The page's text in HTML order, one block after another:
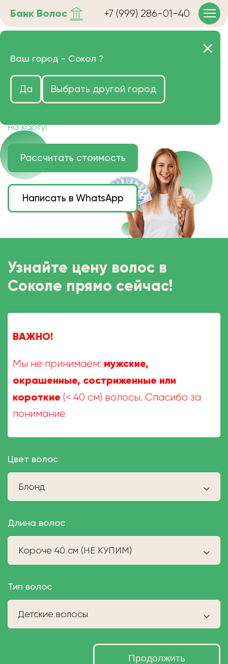
Банк Волос +7 (999) 286-01-40
Продать волосы в Соколе
очень дорого
Цена зависит от длины, цвета и структуры
на карту!
Рассчитать стоимость
Написать в WhatsApp
Узнайте цену волос в
Соколе прямо сейчас!
ВАЖНО!
Мы не принимаем: мужские,
окрашенные, состриженные или
короткие (< 40 см) волосы. Спасибо за
понимание
Цвет волос
Блонд
Длина волос
Короче 40 см (НЕ КУПИМ)
Тип волос
Детские волосы
Продолжить
Ваш город - Сокол ?
Да Выбрать другой город